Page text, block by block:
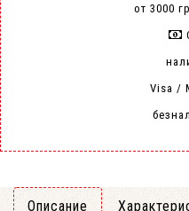
от 3000
Visa /
Описание